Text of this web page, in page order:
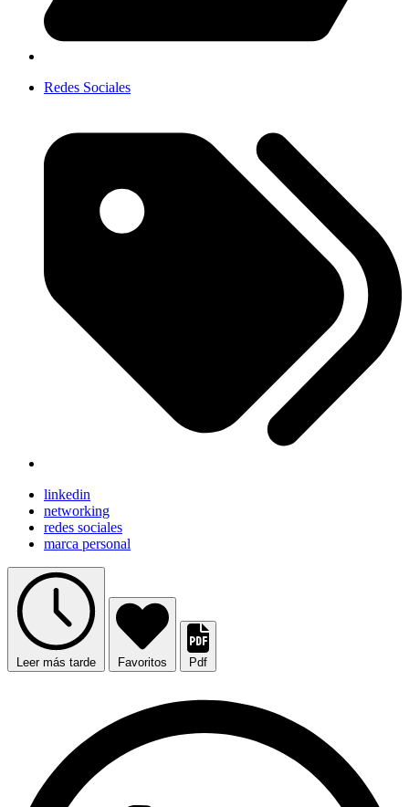
Redes Sociales
linkedin
networking
redes sociales
marca personal
Leer más tarde Favoritos Pdf